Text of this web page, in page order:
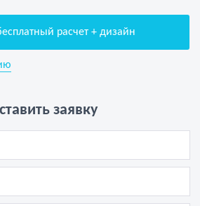
расчет + дизайн
заявку